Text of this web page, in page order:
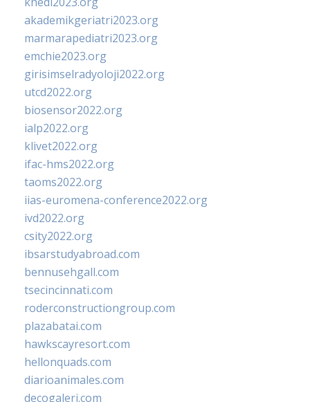
akademikgeriatri2023.org
marmarapediatri2023.org
emchie2023.org
girisimselradyoloji2022.org
utcd2022.org
biosensor2022.org
ialp2022.org
klivet2022.org
ifac-hms2022.org
taoms2022.org
iias-euromena-conference2022.org
ivd2022.org
csity2022.org
ibsarstudyabroad.com
bennusehgall.com
tsecincinnati.com
roderconstructiongroup.com
plazabatai.com
hawkscayresort.com
hellonquads.com
diarioanimales.com
decogaleri.com